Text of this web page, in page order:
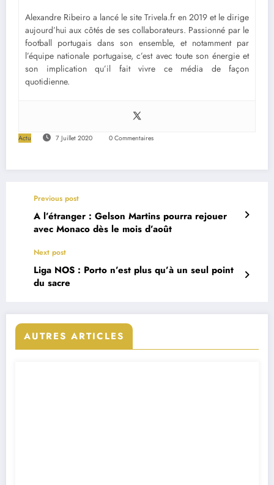
Alexandre Ribeiro a lancé le site Trivela.fr en 2019 et le dirige
aujourd’hui aux côtés de ses collaborateurs. Passionné par le
football portugais dans son ensemble, et notamment par
l’équipe nationale portugaise, c’est avec toute son énergie et
son implication qu’il fait vivre ce média de façon
quotidienne.
Actu 7 Juillet 2020 0 Commentaires
Previous post
A l’étranger : Gelson Martins pourra rejouer
avec Monaco dès le mois d’août
Next post
Liga NOS : Porto n’est plus qu’à un seul point
du sacre
AUTRES ARTICLES